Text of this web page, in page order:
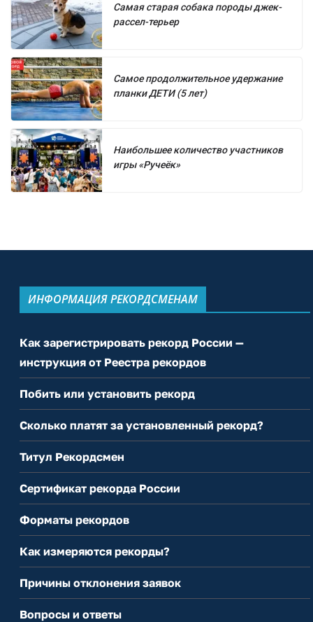
Самая старая собака породы джек-
рассел-терьер
Самое продолжительное удержание
планки ДЕТИ (5 лет)
Наибольшее количество участников
игры «Ручеёк»
ИНФОРМАЦИЯ РЕКОРДСМЕНАМ
Как зарегистрировать рекорд России —
инструкция от Реестра рекордов
Побить или установить рекорд
Сколько платят за установленный рекорд?
Титул Рекордсмен
Сертификат рекорда России
Форматы рекордов
Как измеряются рекорды?
Причины отклонения заявок
Вопросы и ответы